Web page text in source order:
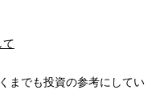
て
までも投資の参考にしてい